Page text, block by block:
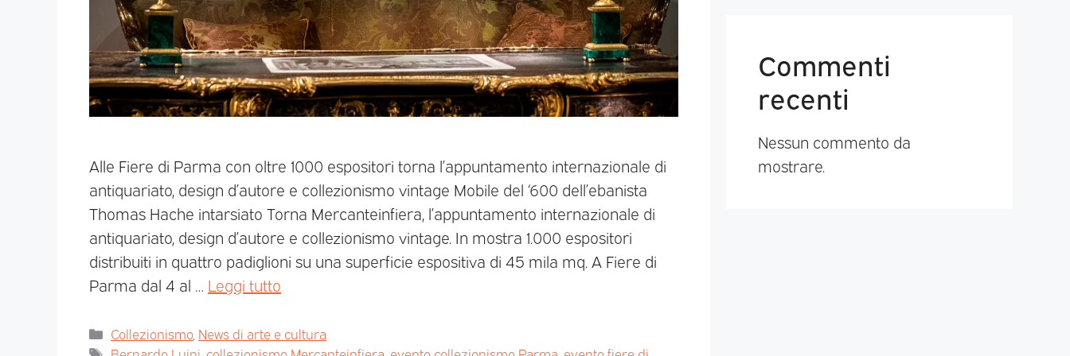
Alle Fiere di Parma con oltre 1000 espositori torna l’appuntamento internazionale di
antiquariato, design d’autore e collezionismo vintage Mobile del ‘600 dell’ebanista
Thomas Hache intarsiato Torna Mercanteinfiera, l’appuntamento internazionale di
antiquariato, design d’autore e collezionismo vintage. In mostra 1.000 espositori
distribuiti in quattro padiglioni su una superficie espositiva di 45 mila mq. A Fiere di
Parma dal 4 al … Leggi tutto
Collezionismo, News di arte e cultura
Commenti
recenti
Nessun commento da
mostrare.